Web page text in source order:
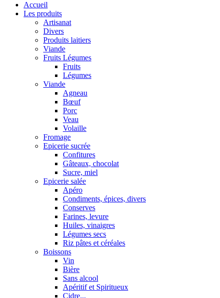
Accueil
Les produits
Artisanat
Divers
Produits laitiers
Viande
Fruits Légumes
Fruits
Légumes
Viande
Agneau
Bœuf
Porc
Veau
Volaille
Fromage
Epicerie sucrée
Confitures
Gâteaux, chocolat
Sucre, miel
Epicerie salée
Apéro
Condiments, épices, divers
Conserves
Farines, levure
Huiles, vinaigres
Légumes secs
Riz pâtes et céréales
Boissons
Vin
Bière
Sans alcool
Apéritif et Spiritueux
Cidre...